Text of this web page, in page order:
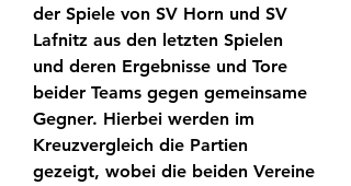
der Spiele von SV Horn und SV
Lafnitz aus den letzten Spielen
und deren Ergebnisse und Tore
beider Teams gegen gemeinsame
Gegner. Hierbei werden im
Kreuzvergleich die Partien
gezeigt, wobei die beiden Vereine